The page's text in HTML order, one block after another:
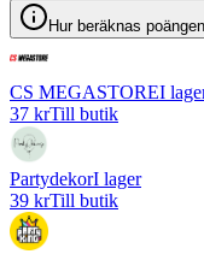
Hur beräknas
CS MEGASTOREI
37 krTill butik
PartydekorI lager
39 krTill butik